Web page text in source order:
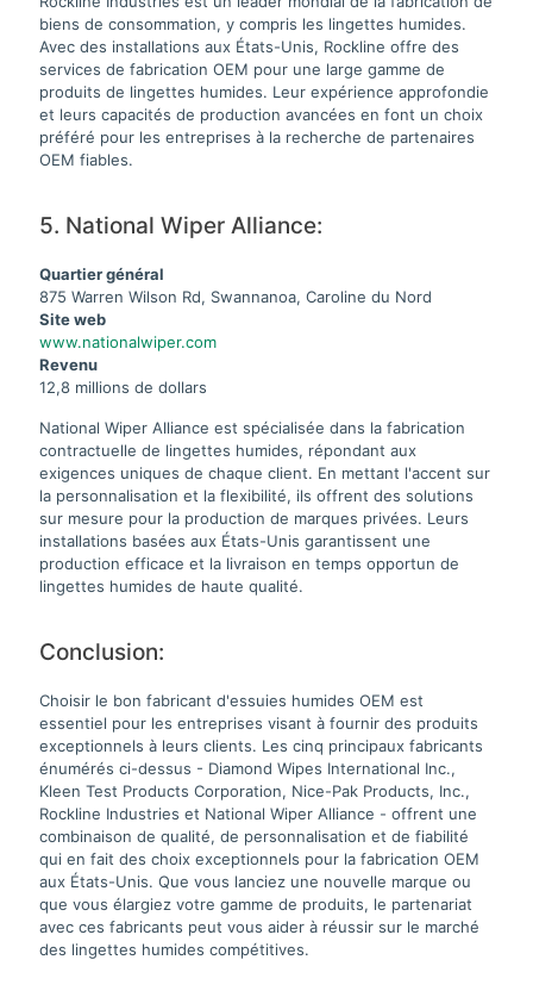
biens de consommation, y compris les lingettes humides.
Avec des installations aux États-Unis, Rockline offre des
services de fabrication OEM pour une large gamme de
produits de lingettes humides. Leur expérience approfondie
et leurs capacités de production avancées en font un choix
préféré pour les entreprises à la recherche de partenaires
OEM fiables.
5. National Wiper Alliance:
Quartier général
875 Warren Wilson Rd, Swannanoa, Caroline du Nord
Site web
www.nationalwiper.com
Revenu
12,8 millions de dollars
National Wiper Alliance est spécialisée dans la fabrication
contractuelle de lingettes humides, répondant aux
exigences uniques de chaque client. En mettant l'accent sur
la personnalisation et la flexibilité, ils offrent des solutions
sur mesure pour la production de marques privées. Leurs
installations basées aux États-Unis garantissent une
production efficace et la livraison en temps opportun de
lingettes humides de haute qualité.
Conclusion:
Choisir le bon fabricant d'essuies humides OEM est
essentiel pour les entreprises visant à fournir des produits
exceptionnels à leurs clients. Les cinq principaux fabricants
énumérés ci-dessus - Diamond Wipes International Inc.,
Kleen Test Products Corporation, Nice-Pak Products, Inc.,
Rockline Industries et National Wiper Alliance - offrent une
combinaison de qualité, de personnalisation et de fiabilité
qui en fait des choix exceptionnels pour la fabrication OEM
aux États-Unis. Que vous lanciez une nouvelle marque ou
que vous élargiez votre gamme de produits, le partenariat
avec ces fabricants peut vous aider à réussir sur le marché
des lingettes humides compétitives.